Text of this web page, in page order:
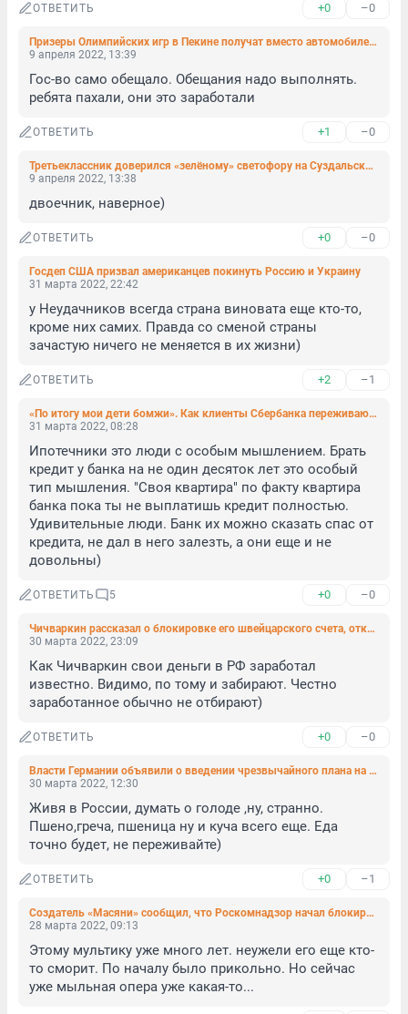
ОТВЕТИТЬ +0 –0
Призеры Олимпийских игр в Пекине получат вместо автомобилей деньги
9 апреля 2022, 13:39
Гос-во само обещало. Обещания надо выполнять.
ребята пахали, они это заработали
ОТВЕТИТЬ +1 –0
Третьеклассник доверился «зелёному» светофору на Суздальском и попал под «Ниссан»
9 апреля 2022, 13:38
двоечник, наверное)
ОТВЕТИТЬ +0 –0
Госдеп США призвал американцев покинуть Россию и Украину
31 марта 2022, 22:42
у Неудачников всегда страна виновата еще кто-то,
кроме них самих. Правда со сменой страны
зачастую ничего не меняется в их жизни)
ОТВЕТИТЬ +2 –1
«По итогу мои дети бомжи». Как клиенты Сбербанка переживают отказы в «дешевой» ипотеке
31 марта 2022, 08:28
Ипотечники это люди с особым мышлением. Брать
кредит у банка на не один десяток лет это особый
тип мышления. "Своя квартира" по факту квартира
банка пока ты не выплатишь кредит полностью.
Удивительные люди. Банк их можно сказать спас от
кредита, не дал в него залезть, а они еще и не
довольны)
ОТВЕТИТЬ 5 +0 –0
Чичваркин рассказал о блокировке его швейцарского счета, открытого на российский паспорт
30 марта 2022, 23:09
Как Чичваркин свои деньги в РФ заработал
известно. Видимо, по тому и забирают. Честно
заработанное обычно не отбирают)
ОТВЕТИТЬ +0 –0
Власти Германии объявили о введении чрезвычайного плана на случай, если Россия прекратит поставки газа
30 марта 2022, 12:30
Живя в России, думать о голоде ,ну, странно.
Пшено,греча, пшеница ну и куча всего еще. Еда
точно будет, не переживайте)
ОТВЕТИТЬ +0 –1
Создатель «Масяни» сообщил, что Роскомнадзор начал блокировать сайт с мультсериалом
28 марта 2022, 09:13
Этому мультику уже много лет. неужели его еще кто-
то сморит. По началу было прикольно. Но сейчас
уже мыльная опера уже какая-то...